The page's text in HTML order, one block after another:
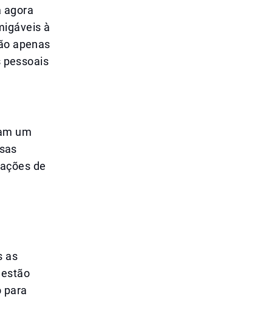
agora
à
apenas
pessoais
um
de
as
para